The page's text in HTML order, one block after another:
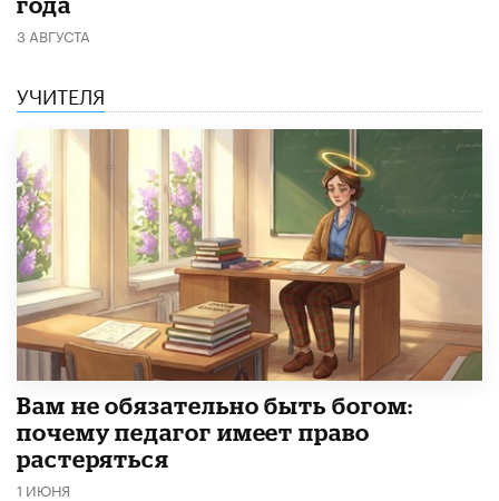
3 АВГУСТА
УЧИТЕЛЯ
​Вам не обязательно быть богом:
почему педагог имеет право
растеряться
1 ИЮНЯ